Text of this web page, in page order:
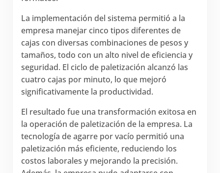
La implementación del sistema permitió a la
empresa manejar cinco tipos diferentes de
cajas con diversas combinaciones de pesos y
tamaños, todo con un alto nivel de eficiencia y
seguridad. El ciclo de paletización alcanzó las
cuatro cajas por minuto, lo que mejoró
significativamente la productividad.
El resultado fue una transformación exitosa en
la operación de paletización de la empresa. La
tecnología de agarre por vacío permitió una
paletización más eficiente, reduciendo los
costos laborales y mejorando la precisión.